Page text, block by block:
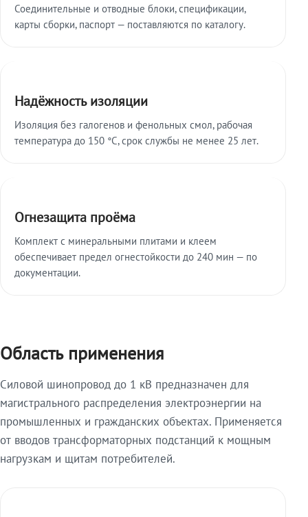
Соединительные и отводные блоки, спецификации,
карты сборки, паспорт — поставляются по каталогу.
Надёжность изоляции
Изоляция без галогенов и фенольных смол, рабочая
температура до 150 °C, срок службы не менее 25 лет.
Огнезащита проёма
Комплект с минеральными плитами и клеем
обеспечивает предел огнестойкости до 240 мин — по
документации.
Область применения
Силовой шинопровод до 1 кВ предназначен для
магистрального распределения электроэнергии на
промышленных и гражданских объектах. Применяется
от вводов трансформаторных подстанций к мощным
нагрузкам и щитам потребителей.